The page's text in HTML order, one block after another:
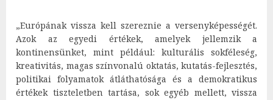
„Európának vissza kell szereznie a versenyképességét.
Azok az egyedi értékek, amelyek jellemzik a
kontinensünket, mint például: kulturális sokféleség,
kreativitás, magas színvonalú oktatás, kutatás-fejlesztés,
politikai folyamatok átláthatósága és a demokratikus
értékek tiszteletben tartása, sok egyéb mellett, vissza